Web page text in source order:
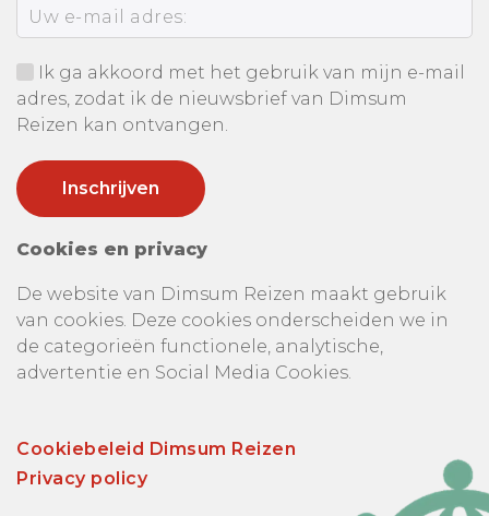
Ik ga akkoord met het gebruik van mijn e-mail
adres, zodat ik de nieuwsbrief van Dimsum
Reizen kan ontvangen.
Cookies en privacy
De website van Dimsum Reizen maakt gebruik
van cookies. Deze cookies onderscheiden we in
de categorieën functionele, analytische,
advertentie en Social Media Cookies.
Cookiebeleid Dimsum Reizen
Privacy policy